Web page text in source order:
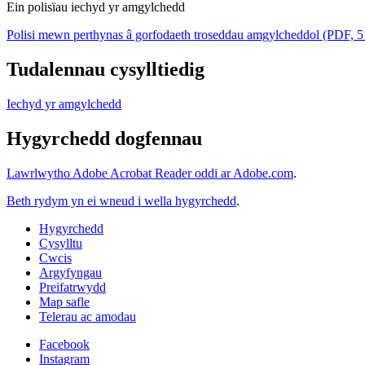
Ein polisïau iechyd yr amgylchedd
Polisi mewn perthynas â gorfodaeth troseddau amgylcheddol (PDF,
Tudalennau cysylltiedig
Iechyd yr amgylchedd
Hygyrchedd dogfennau
Lawrlwytho Adobe Acrobat Reader oddi ar Adobe.com.
Beth rydym yn ei wneud i wella hygyrchedd.
Hygyrchedd
Cysylltu
Cwcis
Argyfyngau
Preifatrwydd
Map safle
Telerau ac amodau
Facebook
Instagram